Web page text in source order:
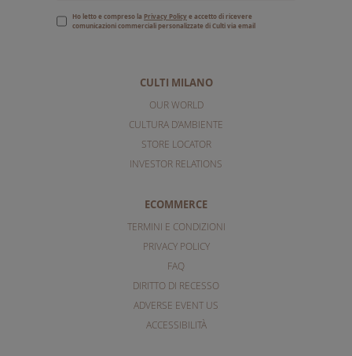
CULTI MILANO
OUR WORLD
CULTURA D'AMBIENTE
STORE LOCATOR
INVESTOR RELATIONS
ECOMMERCE
TERMINI E CONDIZIONI
PRIVACY POLICY
FAQ
DIRITTO DI RECESSO
ADVERSE EVENT US
ACCESSIBILITÀ
Ho letto e compreso la Privacy Policye accetto di ricevere
comunicazioni commerciali personalizzate di Culti via email